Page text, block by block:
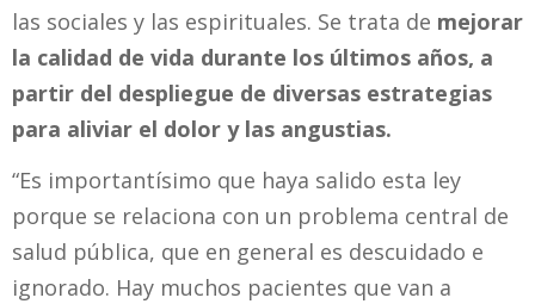
las sociales y las espirituales. Se trata de mejorar
la calidad de vida durante los últimos años, a
partir del despliegue de diversas estrategias
para aliviar el dolor y las angustias.
“Es importantísimo que haya salido esta ley
porque se relaciona con un problema central de
salud pública, que en general es descuidado e
ignorado. Hay muchos pacientes que van a